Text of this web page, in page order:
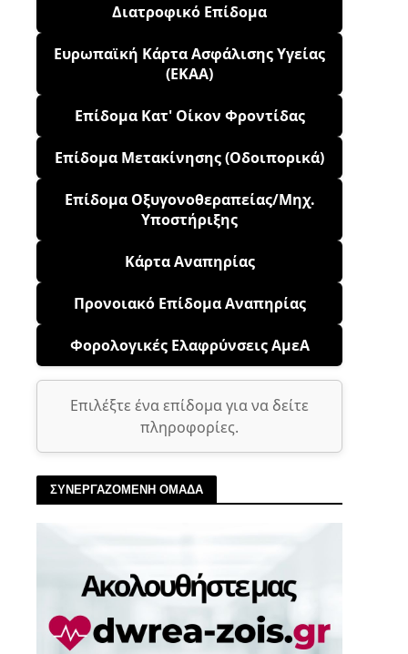
Διατροφικό Επίδομα
Ευρωπαϊκή Κάρτα Ασφάλισης Υγείας
(ΕΚΑΑ)
Επίδομα Κατ' Οίκον Φροντίδας
Επίδομα Μετακίνησης (Οδοιπορικά)
Επίδομα Οξυγονοθεραπείας/Μηχ.
Υποστήριξης
Κάρτα Αναπηρίας
Προνοιακό Επίδομα Αναπηρίας
Φορολογικές Ελαφρύνσεις ΑμεΑ
Επιλέξτε ένα επίδομα για να δείτε
πληροφορίες.
ΣΥΝΕΡΓΑΖΟΜΕΝΗ ΟΜΑΔΑ